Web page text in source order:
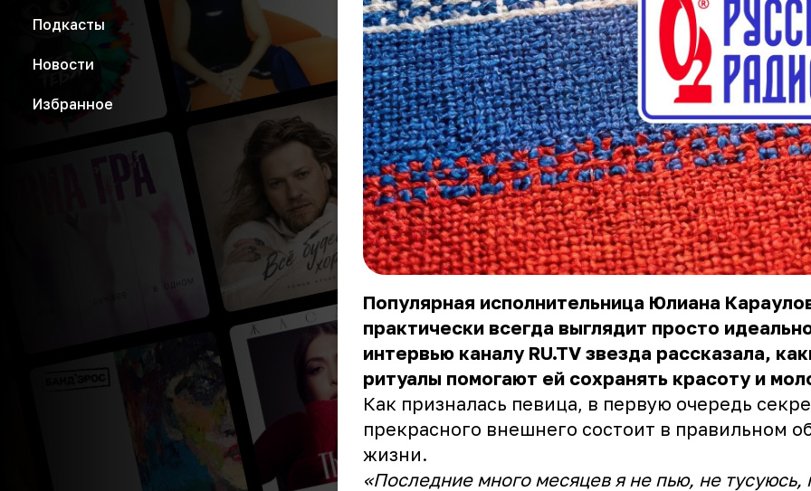
Подкасты
Новости
Избранное
Популярная исполнительница Юлиана
практически всегда выглядит просто
интервью каналу RU.TV звезда рассказала,
ритуалы помогают ей сохранять красоту и
Как призналась певица, в первую очередь
прекрасного внешнего состоит в правильном
жизни.
«Последние много месяцев я не пью, не тусуюсь,